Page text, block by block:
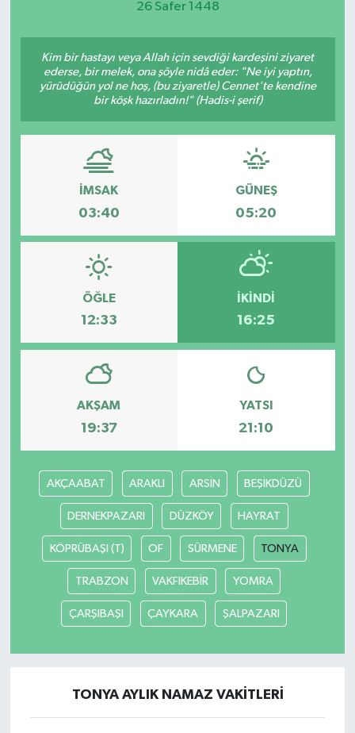
26 Safer 1448
Kim bir hastayı veya Allah için sevdiği kardeşini ziyaret
ederse, bir melek, ona şöyle nidâ eder: "Ne iyi yaptın,
yürüdüğün yol ne hoş, (bu ziyaretle) Cennet'te kendine
bir köşk hazırladın!" (Hadis-i şerif)
İMSAK
03:40
GÜNEŞ
05:20
ÖĞLE
12:33
İKINDI
16:25
AKŞAM
19:37
YATSI
21:10
AKÇAABAT ARAKLI ARSİN BEŞİKDÜZÜ
DERNEKPAZARI DÜZKÖY HAYRAT
KÖPRÜBAŞI (T) OF SÜRMENE TONYA
TRABZON VAKFIKEBİR YOMRA
ÇARŞIBAŞI ÇAYKARA ŞALPAZARI
TONYA AYLIK NAMAZ VAKITLERI